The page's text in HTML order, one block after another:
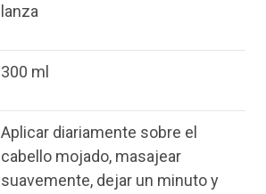
lanza
300 ml
Aplicar diariamente sobre el
cabello mojado, masajear
suavemente, dejar un minuto y